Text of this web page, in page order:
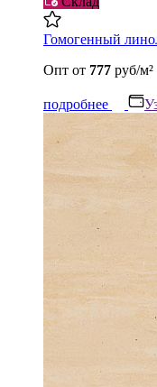
Гомогенный
Опт от 777 руб/м²
подробнее